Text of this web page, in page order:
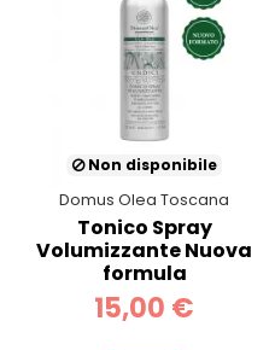
Non disponibile
Domus Olea Toscana
Tonico Spray
Volumizzante Nuova
formula
15,00 €